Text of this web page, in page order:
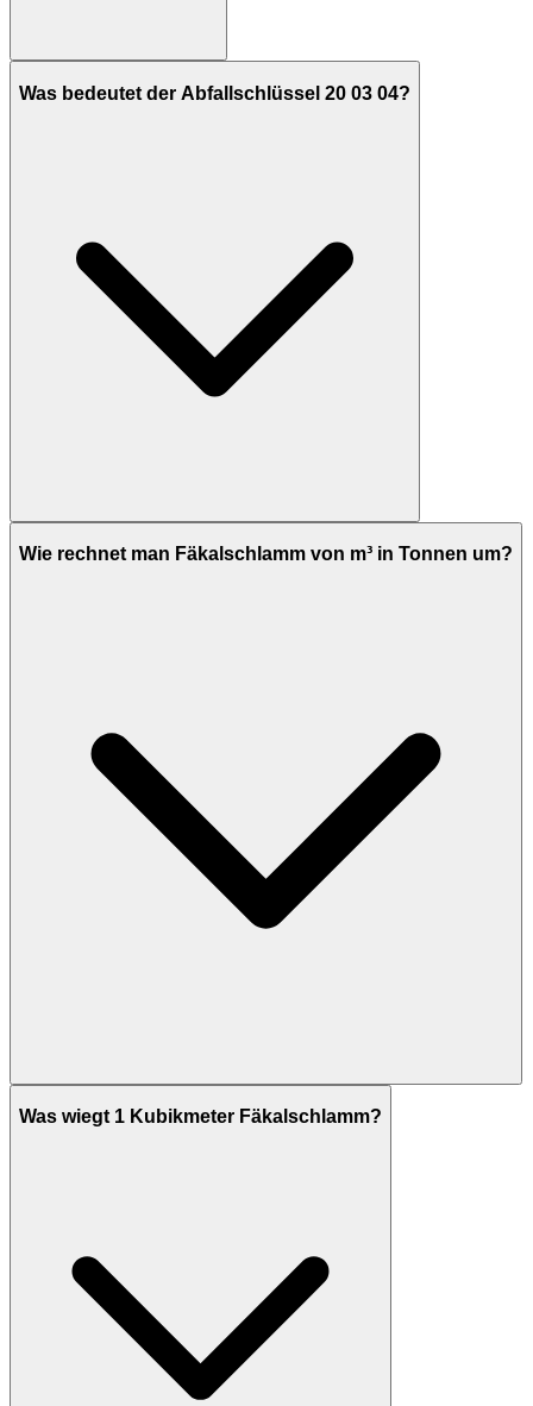
Was bedeutet der Abfallschlüssel 20 03 04?
Wie rechnet man Fäkalschlamm von m³ in Tonnen um?
Was wiegt 1 Kubikmeter Fäkalschlamm?